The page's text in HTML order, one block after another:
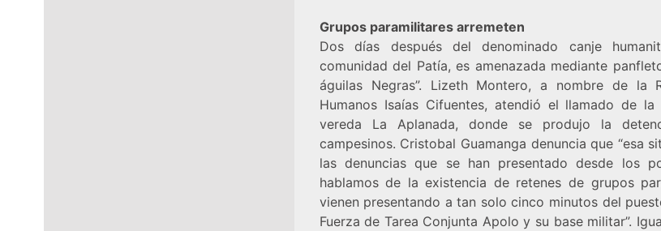
Grupos paramilitares arremeten
Dos días después del denominado canje
comunidad del Patía, es amenazada mediante
águilas Negras”. Lizeth Montero, a nombre de la
Humanos Isaías Cifuentes, atendió el llamado de
vereda La Aplanada, donde se produjo la
campesinos. Cristobal Guamanga denuncia que “esa
las denuncias que se han presentado desde los
hablamos de la existencia de retenes de grupos
vienen presentando a tan solo cinco minutos del
Fuerza de Tarea Conjunta Apolo y su base militar”.